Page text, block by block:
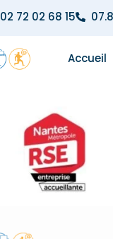
02 72 02 68 15
Accueil